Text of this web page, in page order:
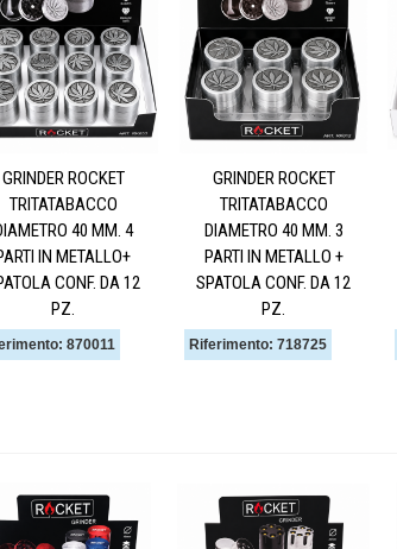
GRINDER ROCKET
TRITATABACCO
40 MM. 4
IN METALLO+
CONF. DA 12
PZ.
870011
GRINDER ROCKET
TRITATABACCO
DIAMETRO 40 MM. 3
PARTI IN METALLO +
SPATOLA CONF. DA 12
PZ.
Riferimento: 718725